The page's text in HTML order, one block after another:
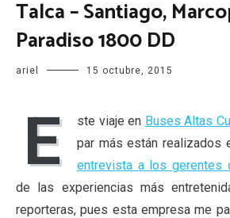
Talca – Santiago,
Paradiso 1800 DD
ariel 15 octubre, 2015
E ste viaje en Buses Altas
par más están realizados
entrevista a los gerentes
de las experiencias más
reporteras, pues esta empresa me